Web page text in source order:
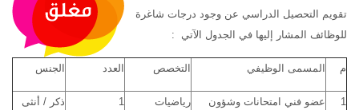
تقويم التحصيل الدراسي عن وجود درجات شاغرة
للوظائف المشار إليها في الجدول الآتي :
م المسمى الوظيفي التخصص العدد الجنس
1
عضو فني امتحانات وشؤون
رياضيات 1 ذكر / أنثى